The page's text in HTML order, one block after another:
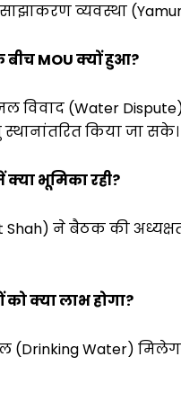
व्यवस्था
बीच MOU क्यों हुआ?
जल विवाद (Water
किया जा सके।
भूमिका रही?
Shah) ने बैठक की
को क्या लाभ होगा?
Water)